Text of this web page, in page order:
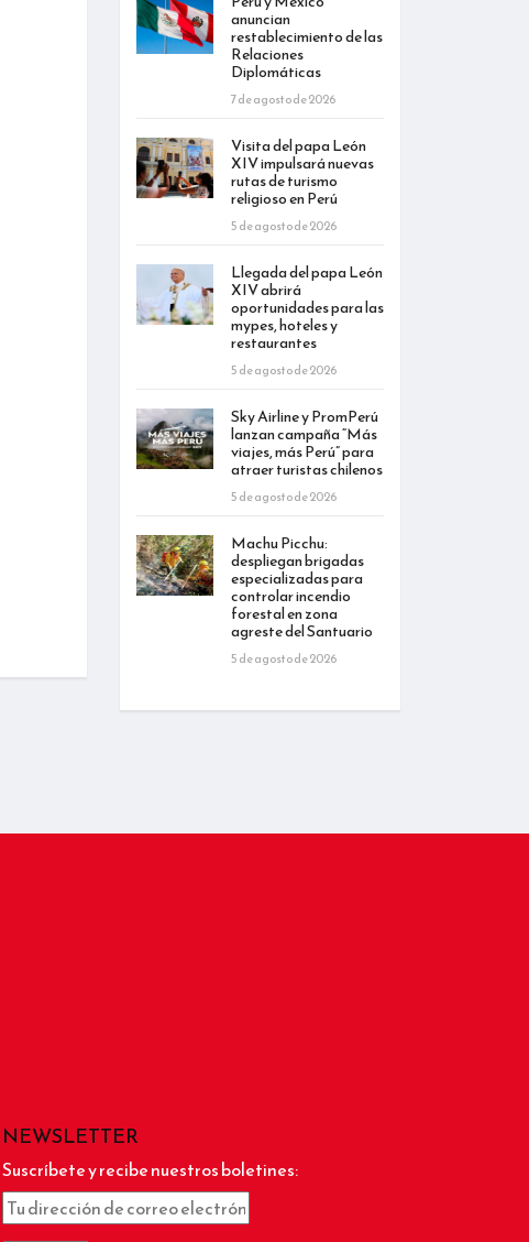
anuncian
restablecimiento de las
Relaciones
Diplomáticas
7 de agosto de 2026
Visita del papa León
XIV impulsará nuevas
rutas de turismo
religioso en Perú
5 de agosto de 2026
Llegada del papa León
XIV abrirá
oportunidades para las
mypes, hoteles y
restaurantes
5 de agosto de 2026
Sky Airline y PromPerú
lanzan campaña “Más
viajes, más Perú” para
atraer turistas chilenos
5 de agosto de 2026
Machu Picchu:
despliegan brigadas
especializadas para
controlar incendio
forestal en zona
agreste del Santuario
5 de agosto de 2026
NEWSLETTER
Suscríbete y recibe nuestros boletines: